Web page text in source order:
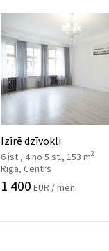
Izīrē dzīvokli
6 ist., 4 no 5 st., 153 m2
Rīga, Centrs
1 400 EUR / mēn.